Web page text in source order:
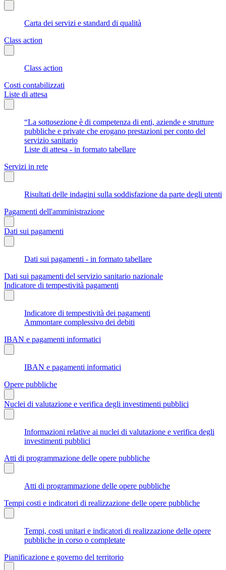
Carta dei servizi e standard di qualità
Class action
Class action
Costi contabilizzati
Liste di attesa
“La sottosezione è di competenza di enti, aziende e strutture
pubbliche e private che erogano prestazioni per conto del
servizio sanitario
Liste di attesa - in formato tabellare
Servizi in rete
Risultati delle indagini sulla soddisfazione da parte degli utenti
Pagamenti dell'amministrazione
Dati sui pagamenti
Dati sui pagamenti - in formato tabellare
Dati sui pagamenti del servizio sanitario nazionale
Indicatore di tempestività pagamenti
Indicatore di tempestività dei pagamenti
Ammontare complessivo dei debiti
IBAN e pagamenti informatici
IBAN e pagamenti informatici
Opere pubbliche
Nuclei di valutazione e verifica degli investimenti pubblici
Informazioni relative ai nuclei di valutazione e verifica degli
investimenti pubblici
Atti di programmazione delle opere pubbliche
Atti di programmazione delle opere pubbliche
Tempi costi e indicatori di realizzazione delle opere pubbliche
Tempi, costi unitari e indicatori di realizzazione delle opere
pubbliche in corso o completate
Pianificazione e governo del territorio